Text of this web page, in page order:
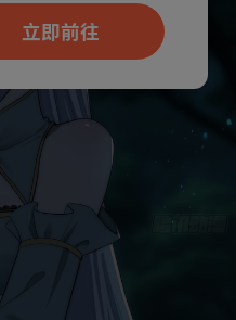
立即前往